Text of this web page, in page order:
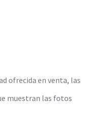
ofrecida en venta, las
muestran las fotos